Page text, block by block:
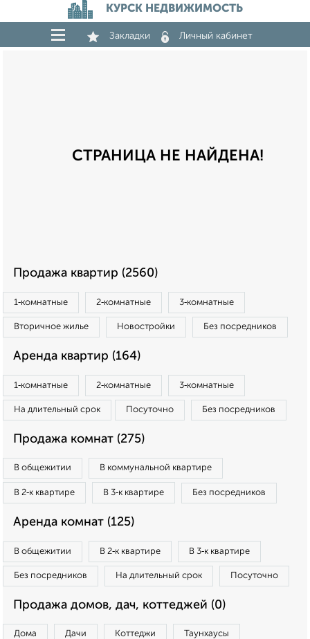
КУРСК НЕДВИЖИМОСТЬ
Закладки Личный кабинет
СТРАНИЦА НЕ НАЙДЕНА!
Продажа квартир (2560)
1‑комнатные 2‑комнатные 3‑комнатные
Вторичное жилье Новостройки Без посредников
Аренда квартир (164)
1‑комнатные 2‑комнатные 3‑комнатные
На длительный срок Посуточно Без посредников
Продажа комнат (275)
В общежитии В коммунальной квартире
В 2‑к квартире В 3‑к квартире Без посредников
Аренда комнат (125)
В общежитии В 2‑к квартире В 3‑к квартире
Без посредников На длительный срок Посуточно
Продажа домов, дач, коттеджей (0)
Дома Дачи Коттеджи Таунхаусы